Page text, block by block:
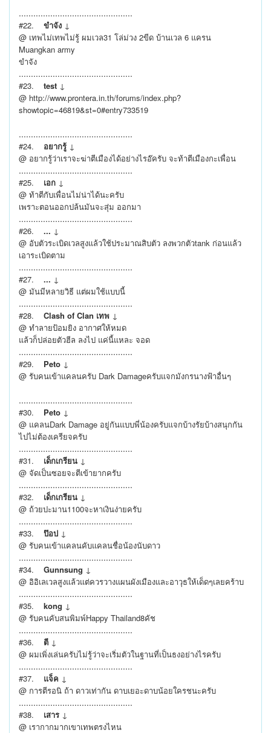
...............................................
#22. ขำจัง ↓
@ เทพไม่เทพไม่รู้ ผมเวล31 โล่ม่วง 2ขีด บ้านเวล 6 แครน
Muangkan army
ขำจัง
...............................................
#23. test ↓
@ http://www.prontera.in.th/forums/index.php?
showtopic=46819&st=0#entry733519
...............................................
#24. อยากรู้ ↓
@ อยากรู้ว่าเราจะฆ่าตีเมืองได้อย่างไรอ๊ครับ จะท้าตีเมืองกะเพื่อน
...............................................
#25. เอก ↓
@ ท้าตีกับเพื่อนไม่น่าได้นะครับ
เพราะตอนออกปล้นมันจะสุ่ม ออกมา
...............................................
#26. ... ↓
@ อับตัวระเบิดเวลสูงแล้วใช้ประมาณสิบตัว ลงพวกตัวtank ก่อนแล้ว
เอาระเบิดตาม
...............................................
#27. ... ↓
@ มันมีหลายวิธี แต่ผมใช้แบบนี้
...............................................
#28. Clash of Clan เทพ ↓
@ ทำลายป้อมยิง อากาศให้หมด
แล้วก็ปล่อยตัวฮีล ลงไป แค่นี้แหละ จอด
...............................................
#29. Peto ↓
@ รับคนเข้าแคลนครับ Dark Damageครับแจกมังกรนางฟ้าอื่นๆ
...............................................
#30. Peto ↓
@ แคลนDark Damage อยู่กันแบบพี่น้องครับแจกบ้างรัยบ้างสนุกกัน
ไปไม่ต้องเครียจครับ
...............................................
#31. เด็กเกรียน ↓
@ จัดเป็นซอยจะตีเข้ายากครับ
...............................................
#32. เด็กเกรียน ↓
@ ถ้วยปะมาน1100จะหาเงินง่ายครับ
...............................................
#33. ป๊อป ↓
@ รับคนเข้าแคลนคับแคลนชื่อน้องนับดาว
...............................................
#34. Gunnsung ↓
@ อิอิเลเวลสูงแล้วแต่ควรวางแผนผังเมืองและอาวุธให้เด็ดๆเลยคร้าบ
...............................................
#35. kong ↓
@ รับคนคับสนพิมพ์Happy Thailand8คัช
...............................................
#36. ตี ↓
@ ผมเพิ่งเล่นครับไม่รู้ว่าจะเริ่มตัวในฐานที่เป็นธงอย่างไรครับ
...............................................
#37. แจ็ค ↓
@ การตีรอนิ ถ้า ดาวเท่ากัน ดาบเยอะดาบน้อยใครชนะครับ
...............................................
#38. เสาร ↓
@ เรากากมากเขาเทพตรงไหน